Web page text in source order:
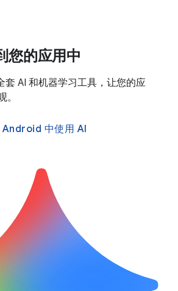
您的应用中
套 AI 和机器学习工具，让您的应
Android 中使用 AI